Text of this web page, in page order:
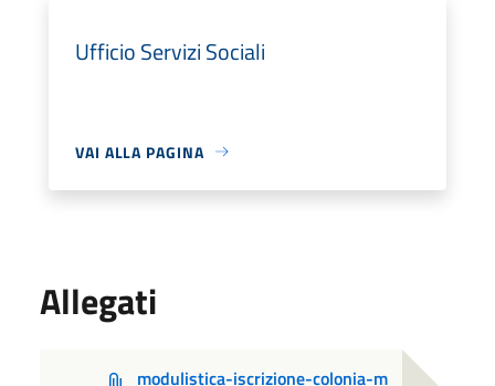
Ufficio Servizi Sociali
VAI ALLA PAGINA
Allegati
modulistica-iscrizione-colonia-m